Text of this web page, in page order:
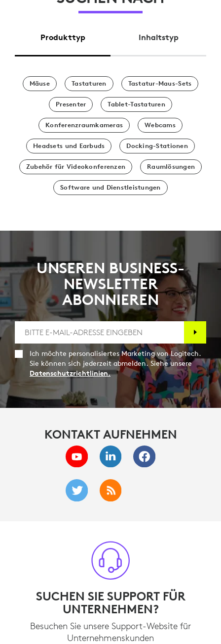
Produkttyp Inhaltstyp
Mäuse Tastaturen Tastatur-Maus-Sets
Presenter Tablet-Tastaturen
Konferenzraumkameras Webcams
Headsets und Earbuds Docking-Stationen
Zubehör für Videokonferenzen Raumlösungen
Software und Dienstleistungen
UNSEREN BUSINESS-
NEWSLETTER
ABONNIEREN
Ich möchte personalisiertes Marketing von Logitech.
Sie können sich jederzeit abmelden. Siehe unsere
Datenschutzrichtlinien.
KONTAKT AUFNEHMEN
SUCHEN SIE SUPPORT FÜR
UNTERNEHMEN?
Besuchen Sie unsere Support-Website für
Unternehmenskunden